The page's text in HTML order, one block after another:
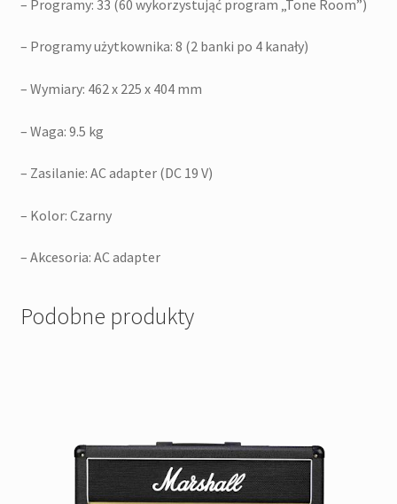
– Programy: 33 (60 wykorzystująć program „Tone Room”)
– Programy użytkownika: 8 (2 banki po 4 kanały)
– Wymiary: 462 x 225 x 404 mm
– Waga: 9.5 kg
– Zasilanie: AC adapter (DC 19 V)
– Kolor: Czarny
– Akcesoria: AC adapter
Podobne produkty